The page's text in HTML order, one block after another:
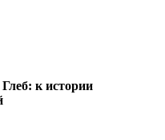
к истории